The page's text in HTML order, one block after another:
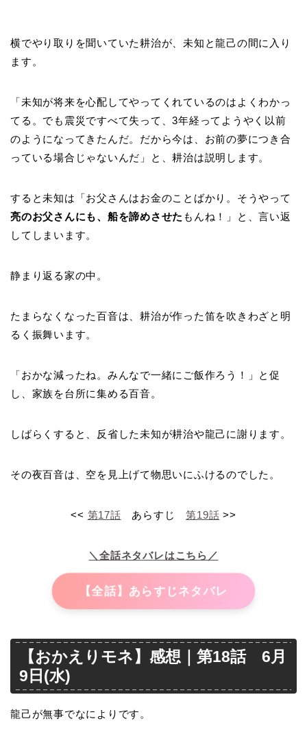
横でやり取りを聞いていた耕治が、未知と龍己の間に入り
ます。
「未知が将来を心配してやってくれているのはよくわかっ
てる。でも震災ですべて失って、3年経ってようやく以前
のようになってきたんだ。だから今は、お前の夢につき合
っている場合じゃないんだ」と、耕治は説明します。
すると未知は「お父さんはお金のことばかり。そうやって
亮のお父さんにも、船を諦めさせた もんね！」と、言い返
してしまいます。
静まり返る家の中。
たまらなくなった百音は、耕治が作った笛を吹きわざと明
るく振舞います。
「おかな減ったね。みんなで一緒にご飯作ろう！」と促
し、家族を台所に集める百音。
しばらくすると、反省した未知が耕治や龍己に謝ります。
その夜百音は、空を見上げて物思いにふけるのでした。
<< 第17話 あらすじ第19話 >>
＼全話ネタバレはこちら／
【全話】あらすじネタバレ
【おかえりモネ】感想｜第18話 6月
9日(水)
龍己が無事でなによりです。